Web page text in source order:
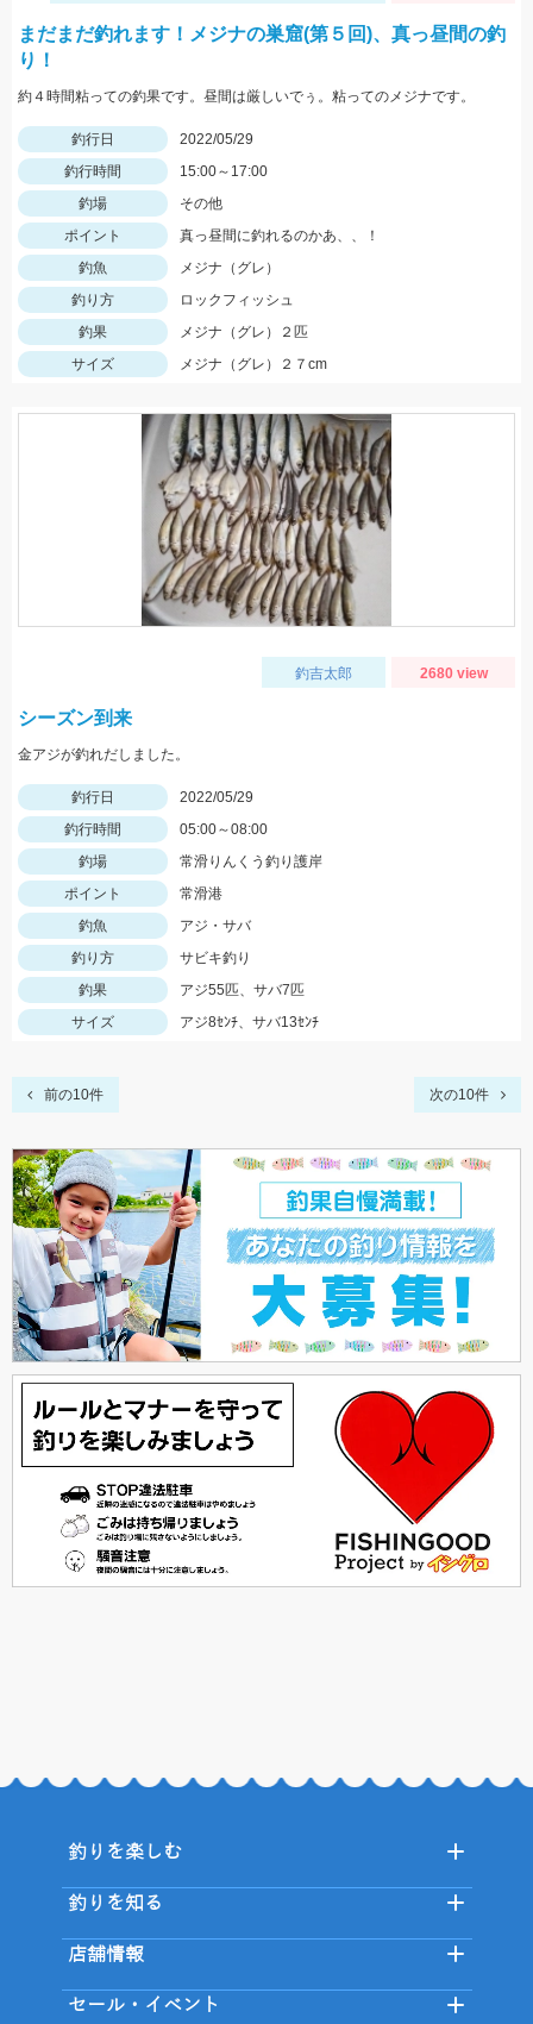
まだまだ釣れます！メジナの巣窟(第５回)、真っ昼間の釣
り！
約４時間粘っての釣果です。昼間は厳しいでぅ。粘ってのメジナです。
釣行日
2022/05/29
釣行時間
15:00～17:00
釣場
その他
ポイント
真っ昼間に釣れるのかあ、、！
釣魚
メジナ（グレ）
釣り方
ロックフィッシュ
釣果
メジナ（グレ）２匹
サイズ
メジナ（グレ）２７cm
釣吉太郎 2680 view
シーズン到来
金アジが釣れだしました。
釣行日
2022/05/29
釣行時間
05:00～08:00
釣場
常滑りんくう釣り護岸
ポイント
常滑港
釣魚
アジ・サバ
釣り方
サビキ釣り
釣果
アジ55匹、サバ7匹
サイズ
アジ8ｾﾝﾁ、サバ13ｾﾝﾁ
前の10件 次の10件
釣りを楽しむ
釣りを知る
店舗情報
セール・イベント